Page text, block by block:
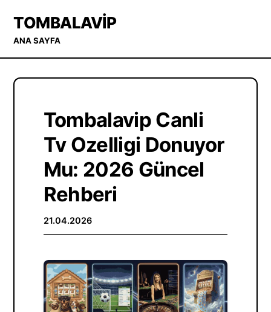
TOMBALAVIP
ANA SAYFA
Tombalavip Canli
Tv Ozelligi Donuyor
Mu: 2026 Güncel
Rehberi
21.04.2026